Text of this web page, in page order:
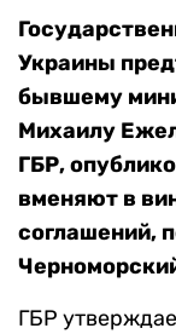
Украины
бывшему
Михаилу
ГБР,
вменяют в
соглашений,
ГБР